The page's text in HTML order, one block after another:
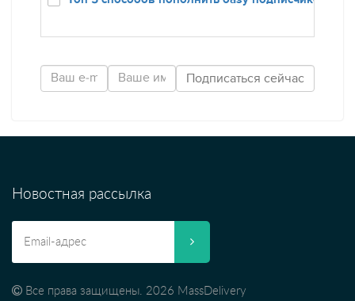
Новостная рассылка
Все права защищены. 2026 MassDelivery